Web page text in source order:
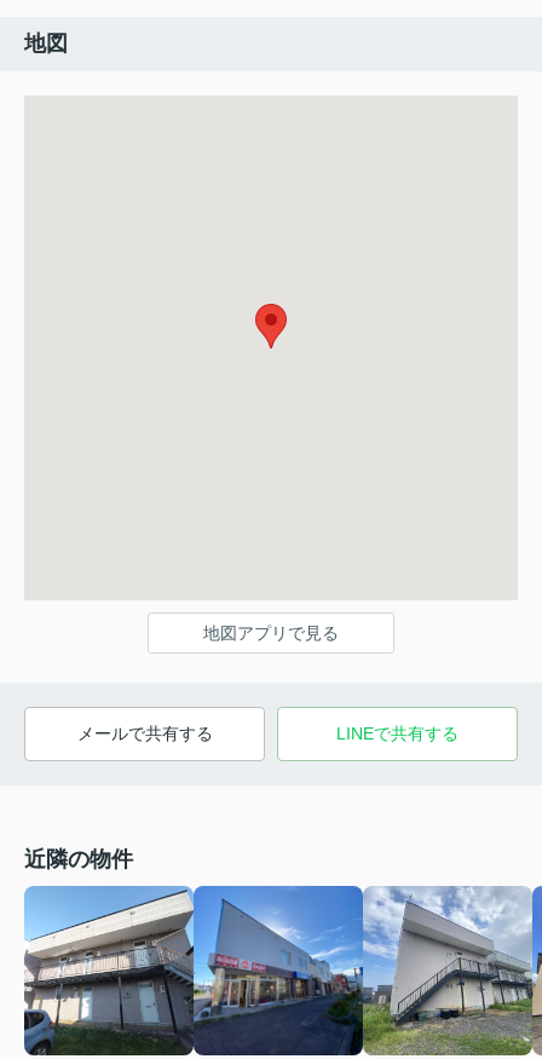
地図
地図アプリで見る
メールで共有する LINEで共有する
近隣の物件